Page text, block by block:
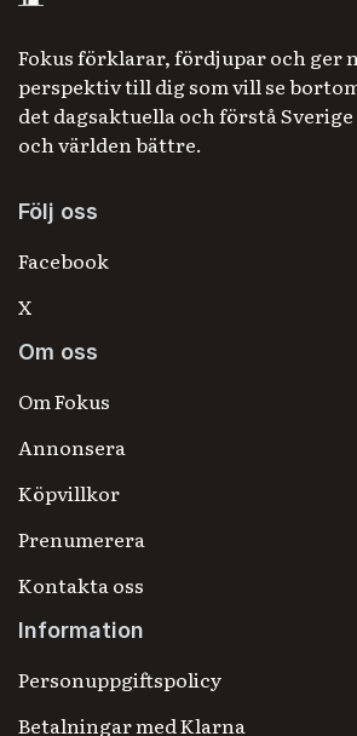
Fokus förklarar, fördjupar och ger
perspektiv till dig som vill se
det dagsaktuella och förstå Sverige
och världen bättre.
Följ oss
Facebook
X
Om oss
Om Fokus
Annonsera
Köpvillkor
Prenumerera
Kontakta oss
Information
Personuppgiftspolicy
Betalningar med Klarna